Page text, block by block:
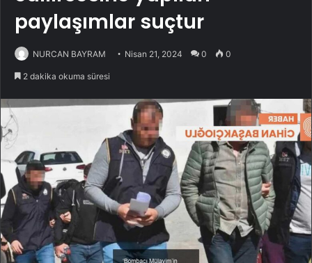
paylaşımlar suçtur
NURCAN BAYRAM Nisan 21, 2024 0 0
2 dakika okuma süresi